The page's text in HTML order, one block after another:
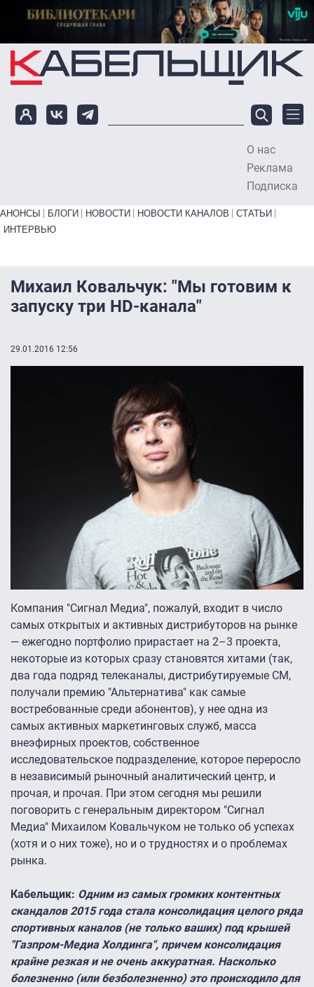
Перейти к основному содержанию
О нас
Реклама
Подписка
Primary links bottom
АНОНСЫ БЛОГИ НОВОСТИ НОВОСТИ КАНАЛОВ
СТАТЬИ
ИНТЕРВЬЮ
Михаил Ковальчук: "Мы готовим к
запуску три HD-канала"
29.01.2016 12:56
Компания "Сигнал Медиа", пожалуй, входит в число
самых открытых и активных дистрибуторов на рынке
— ежегодно портфолио прирастает на 2–3 проекта,
некоторые из которых сразу становятся хитами (так,
два года подряд телеканалы, дистрибутируемые СМ,
получали премию "Альтернатива" как самые
востребованные среди абонентов), у нее одна из
самых активных маркетинговых служб, масса
внеэфирных проектов, собственное
исследовательское подразделение, которое переросло
в независимый рыночный аналитический центр, и
прочая, и прочая. При этом сегодня мы решили
поговорить с генеральным директором "Сигнал
Медиа" Михаилом Ковальчуком не только об успехах
(хотя и о них тоже), но и о трудностях и о проблемах
рынка.
Кабельщик: Одним из самых громких контентных
скандалов 2015 года стала консолидация целого ряда
спортивных каналов (не только ваших) под крышей
"Газпром-Медиа Холдинга", причем консолидация
крайне резкая и не очень аккуратная. Насколько
болезненно (или безболезненно) это происходило для